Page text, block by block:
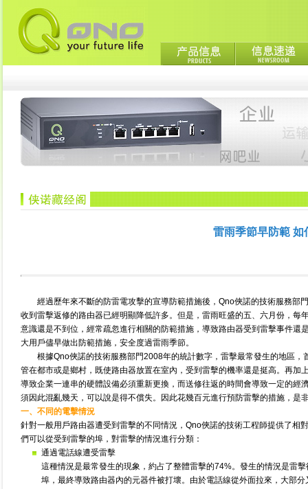
雷雨季節早防範 如
經過歷年來不斷的防雷電攻擊的宣導防範措施後，Qno俠諾的技術服務
收到雷擊返修的路由器已經明顯降低許多。但是，雷雨旺盛的五、六月份，
意識還是不到位，經常疏忽進行相關的防範措施，導致路由器受到雷擊事件
大用戶儘早做出防範措施，安全度過雷雨季節。
根據Qno俠諾的技術服務部門2008年的統計數字，雷擊最常發生的地區
管在都市或是鄉村，既使路由器放置在室內，受到雷擊的機率還是挺高。再
導致企業一連串的硬體設備必須重新更換，而送修往返的時間會導致一定的
須因此混亂幾天，可以說是得不償失。因此花幾百元進行預防雷擊的措施，是
一、不同的電擊情況
針對一般用戶路由器遭受到雷擊的不同情況，Qno俠諾的技術工程師提供了
們可以從受到雷擊的埠，對雷擊的情況進行分類：
通過電話線遭受雷擊
這種情況是最常發生的現象，約占了整體雷擊的74%。發生的情況是雷
埠，最終導致路由器內的元器件被打壞。由於電話線從外面拉來，大部